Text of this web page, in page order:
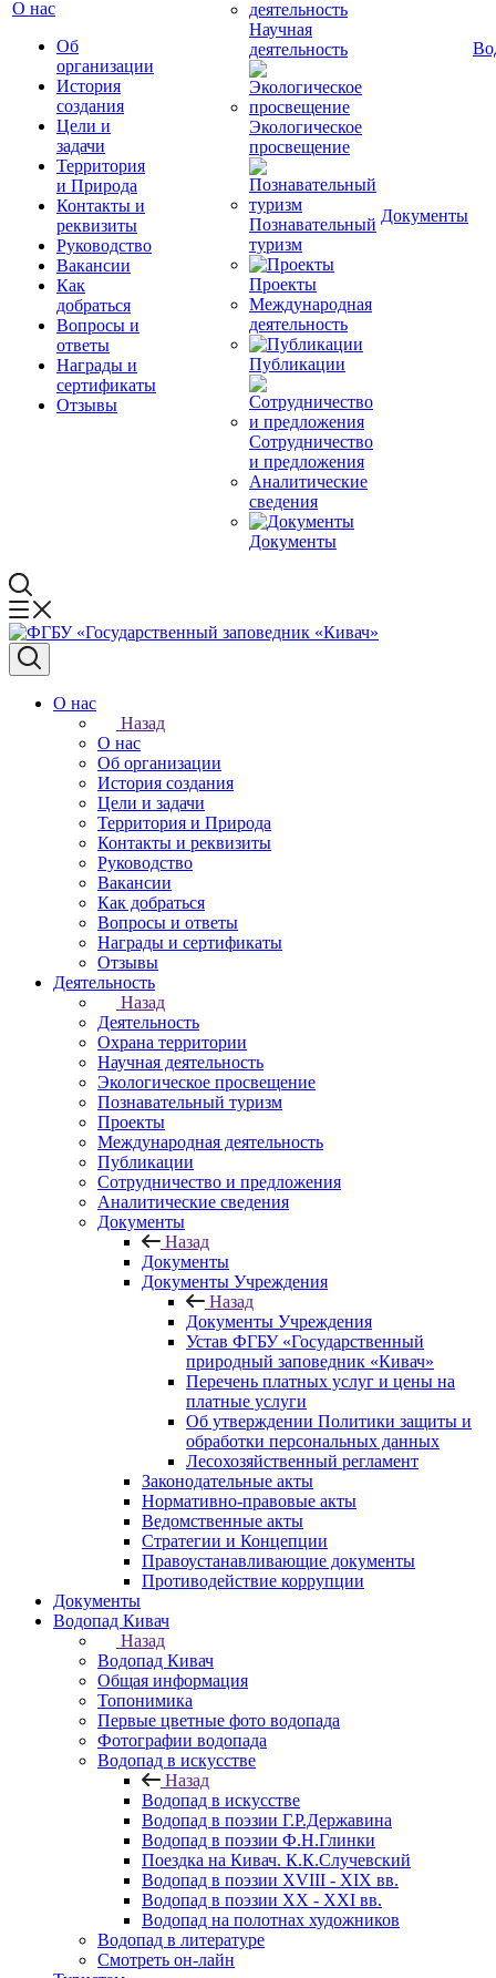
О нас
Об
организации
История
создания
Цели и
задачи
Территория
и Природа
Контакты и
реквизиты
Руководство
Вакансии
Как
добраться
Вопросы и
ответы
Награды и
сертификаты
Отзывы
Научная
деятельность
Экологическое
просвещение
Познавательный
туризм
Проекты
Международная
деятельность
Публикации
Сотрудничество
и предложения
Аналитические
сведения
Документы
Документы
О нас
Назад
О нас
Об организации
История создания
Цели и задачи
Территория и Природа
Контакты и реквизиты
Руководство
Вакансии
Как добраться
Вопросы и ответы
Награды и сертификаты
Отзывы
Деятельность
Назад
Деятельность
Охрана территории
Научная деятельность
Экологическое просвещение
Познавательный туризм
Проекты
Международная деятельность
Публикации
Сотрудничество и предложения
Аналитические сведения
Документы
Назад
Документы
Документы Учреждения
Назад
Документы Учреждения
Устав ФГБУ «Государственный
природный заповедник «Кивач»
Перечень платных услуг и цены на
платные услуги
Об утверждении Политики защиты и
обработки персональных данных
Лесохозяйственный регламент
Законодательные акты
Нормативно-правовые акты
Ведомственные акты
Стратегии и Концепции
Правоустанавливающие документы
Противодействие коррупции
Документы
Водопад Кивач
Назад
Водопад Кивач
Общая информация
Топонимика
Первые цветные фото водопада
Фотографии водопада
Водопад в искусстве
Назад
Водопад в искусстве
Водопад в поэзии Г.Р.Державина
Водопад в поэзии Ф.Н.Глинки
Поездка на Кивач. К.К.Случевский
Водопад в поэзии XVIII - XIX вв.
Водопад в поэзии XX - XXI вв.
Водопад на полотнах художников
Водопад в литературе
Смотреть он-лайн